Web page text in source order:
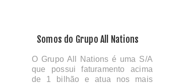
Somos do Grupo All Nations
O Grupo All Nations é uma S/A
que possui faturamento acima
de 1 bilhão e atua nos mais